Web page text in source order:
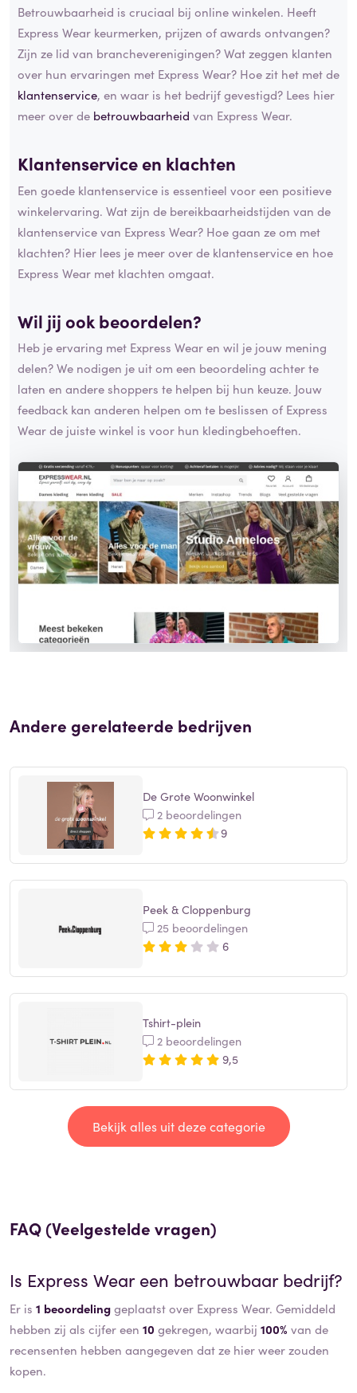
Betrouwbaarheid is cruciaal bij online winkelen. Heeft
Express Wear keurmerken, prijzen of awards ontvangen?
Zijn ze lid van brancheverenigingen? Wat zeggen klanten
over hun ervaringen met Express Wear? Hoe zit het met de
klantenservice, en waar is het bedrijf gevestigd? Lees hier
meer over de betrouwbaarheid van Express Wear.
Klantenservice en klachten
Een goede klantenservice is essentieel voor een positieve
winkelervaring. Wat zijn de bereikbaarheidstijden van de
klantenservice van Express Wear? Hoe gaan ze om met
klachten? Hier lees je meer over de klantenservice en hoe
Express Wear met klachten omgaat.
Wil jij ook beoordelen?
Heb je ervaring met Express Wear en wil je jouw mening
delen? We nodigen je uit om een beoordeling achter te
laten en andere shoppers te helpen bij hun keuze. Jouw
feedback kan anderen helpen om te beslissen of Express
Wear de juiste winkel is voor hun kledingbehoeften.
Andere gerelateerde bedrijven
De Grote Woonwinkel
2 beoordelingen
9
Peek & Cloppenburg
25 beoordelingen
6
Tshirt-plein
2 beoordelingen
9,5
Bekijk alles uit deze categorie
FAQ (Veelgestelde vragen)
Is Express Weareen betrouwbaar bedrijf?
Er is 1 beoordelinggeplaatst over Express Wear. Gemiddeld
hebben zij als cijfer een 10 gekregen, waarbij 100% van de
recensenten hebben aangegeven dat ze hier weer zouden
kopen.